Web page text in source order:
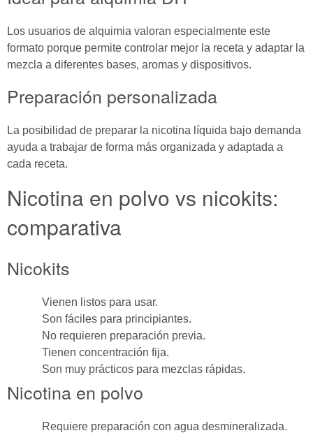
Los usuarios de alquimia valoran especialmente este
formato porque permite controlar mejor la receta y adaptar la
mezcla a diferentes bases, aromas y dispositivos.
Preparación personalizada
La posibilidad de preparar la nicotina líquida bajo demanda
ayuda a trabajar de forma más organizada y adaptada a
cada receta.
Nicotina en polvo vs nicokits:
comparativa
Nicokits
Vienen listos para usar.
Son fáciles para principiantes.
No requieren preparación previa.
Tienen concentración fija.
Son muy prácticos para mezclas rápidas.
Nicotina en polvo
Requiere preparación con agua desmineralizada.